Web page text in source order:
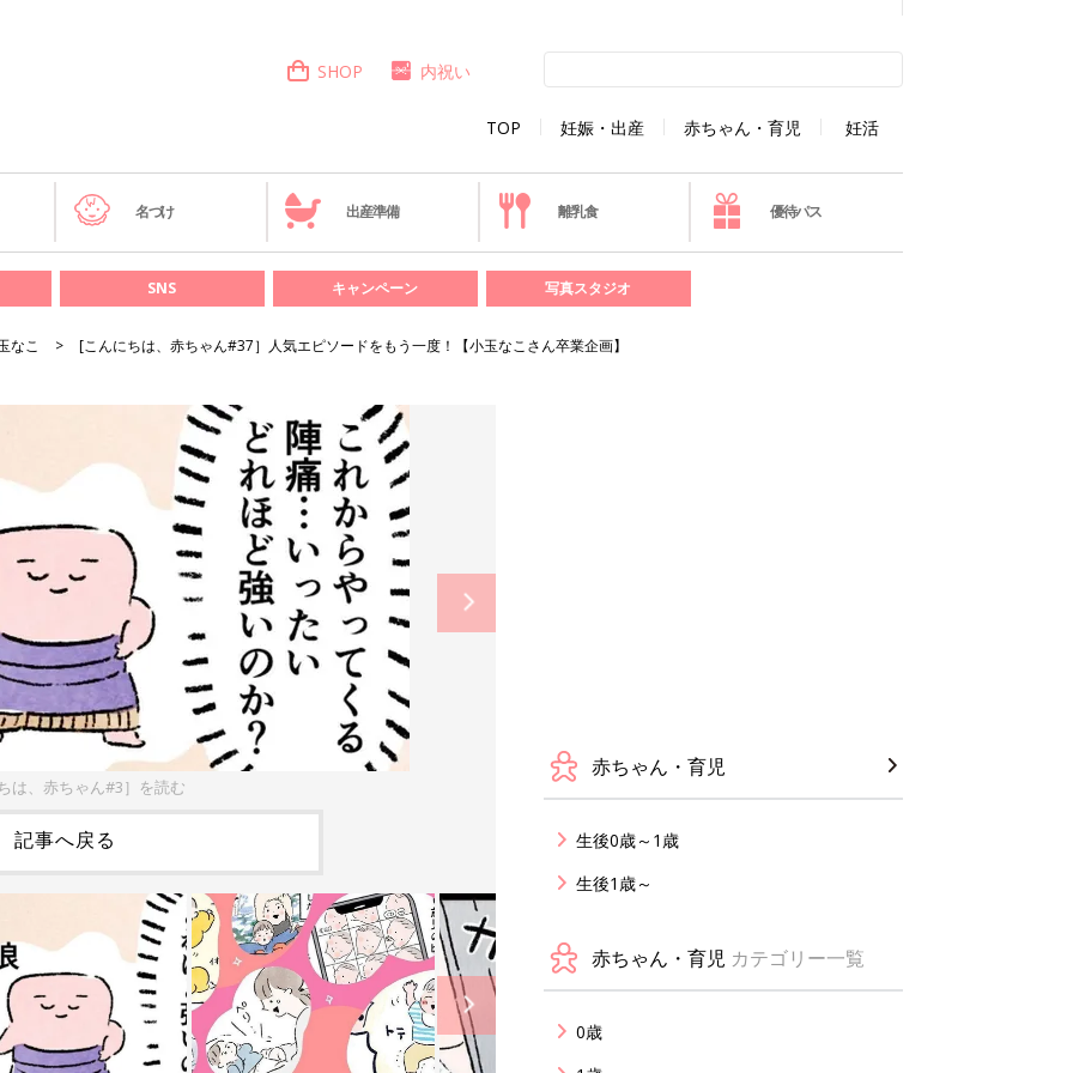
TOP 妊娠・出産 赤ちゃん・育児 妊活
SHOP 内祝い
名づけ 出産準備 離乳食 優待パス
SNS キャンペーン 写真スタジオ
なこ [こんにちは、赤ちゃん#37］人気エピソードをもう一度！【小玉なこさん卒業企画】
は、赤ちゃん#3］を読む
記事へ戻る
赤ちゃん・育児
生後0歳～1歳
生後1歳～
赤ちゃん・育児 カテゴリー一覧
0歳